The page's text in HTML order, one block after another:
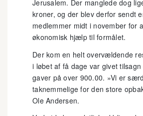
Jerusalem. Der manglede dog
kroner, og der blev derfor sendt
medlemmer midt i november for
økonomisk hjælp til formålet.
Der kom en helt overvældende
i løbet af få dage var givet tilsagn
gaver på over 900.00. »Vi er
taknemmelige for den store
Ole Andersen.